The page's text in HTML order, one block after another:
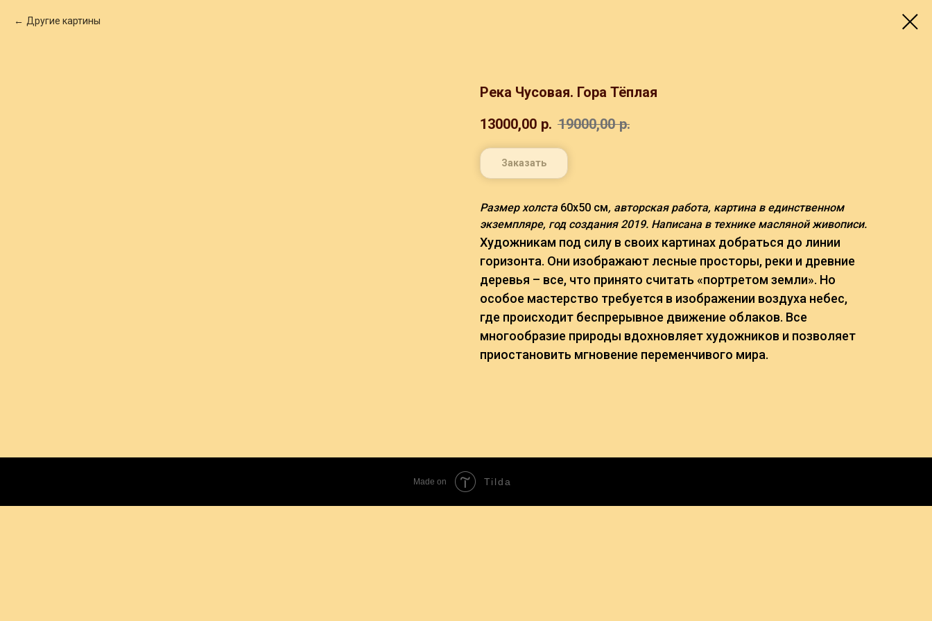
Другие картины
Река Чусовая. Гора Тёплая
13000,00 р. 19000,00 р.
Заказать
Размер холста60х50 см, авторская работа, картина в единственном
экземпляре, год создания 2019. Написана в технике масляной живописи.
Художникам под силу в своих картинах добраться до линии
горизонта. Они изображают лесные просторы, реки и древние
деревья – все, что принято считать «портретом земли». Но
особое мастерство требуется в изображении воздуха небес,
где происходит беспрерывное движение облаков. Все
многообразие природы вдохновляет художников и позволяет
приостановить мгновение переменчивого мира.
Made on Tilda